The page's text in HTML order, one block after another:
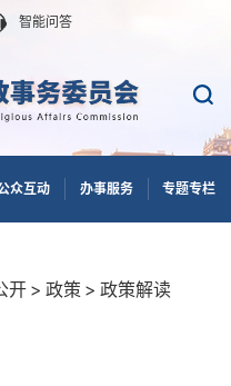
智能问答
众互动 办事服务 专题专栏
开 > 政策 > 政策解读